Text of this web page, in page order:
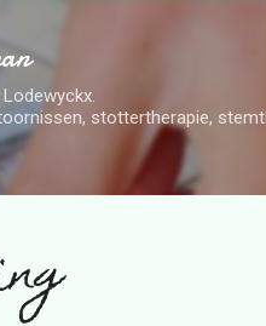
stottertherapie,